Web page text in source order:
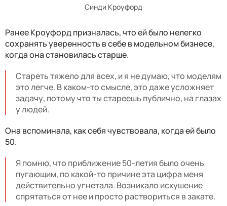
Синди Кроуфорд
Ранее Кроуфорд призналась, что ей было нелегко
сохранять уверенность в себе в модельном бизнесе,
когда она становилась старше.
Стареть тяжело для всех, и я не думаю, что моделям
это легче. В каком-то смысле, это даже усложняет
задачу, потому что ты стареешь публично, на глазах
у людей.
Она вспоминала, как себя чувствовала, когда ей было
50.
Я помню, что приближение 50-летия было очень
пугающим, по какой-то причине эта цифра меня
действительно угнетала. Возникало искушение
спрятаться от нее и просто раствориться в закате.